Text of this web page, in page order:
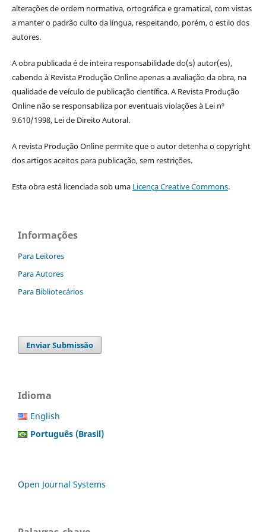
alterações de ordem normativa, ortográfica e gramatical, com vistas
a manter o padrão culto da língua, respeitando, porém, o estilo dos
autores.
A obra publicada é de inteira responsabilidade do(s) autor(es),
cabendo à Revista Produção Online apenas a avaliação da obra, na
qualidade de veículo de publicação científica. A Revista Produção
Online não se responsabiliza por eventuais violações à Lei nº
9.610/1998, Lei de Direito Autoral.
A revista Produção Online permite que o autor detenha o copyright
dos artigos aceitos para publicação, sem restrições.
Esta obra está licenciada sob uma Licença Creative Commons.
Informações
Para Leitores
Para Autores
Para Bibliotecários
Enviar Submissão
Idioma
English
Português (Brasil)
Open Journal Systems